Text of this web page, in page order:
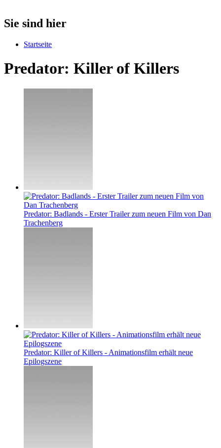
Sie sind hier
Startseite
Predator: Killer of Killers
Predator: Badlands - Erster Trailer zum neuen Film von Dan
Trachenberg
Predator: Killer of Killers - Animationsfilm erhält neue
Epilogszene